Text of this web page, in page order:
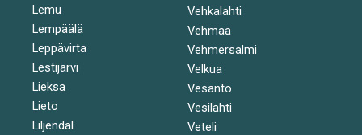
Lemu
Lempäälä
Leppävirta
Lestijärvi
Lieksa
Lieto
Liljendal
Vehkalahti
Vehmaa
Vehmersalmi
Velkua
Vesanto
Vesilahti
Veteli